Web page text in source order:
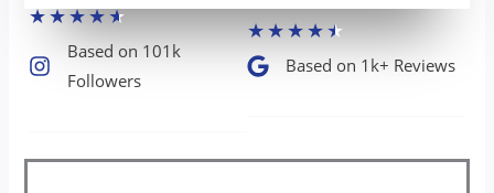
★★★★★
Based on 101k
Followers​
★★★★★
Based on 1k+ Reviews​